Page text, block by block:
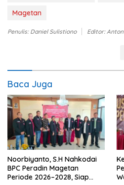
Magetan
Penulis: Daniel Sulistiono Editor:
Baca Juga
Noorbiyanto, S.H Nahkodai
BPC Peradin Magetan
Periode 2026–2028, Siap